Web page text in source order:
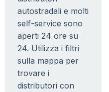
autostradali e molti
self-service sono
aperti 24 ore su
24. Utilizza i filtri
sulla mappa per
trovare i
distributori con